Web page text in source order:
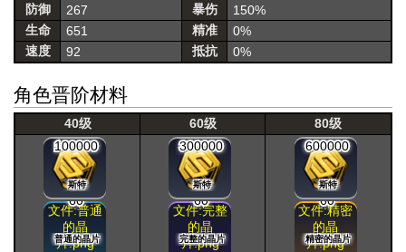
防御
267 暴伤
150%
生命
651 精准
0%
速度
92 抵抗 0%
角色晋阶材料
40级 60级
80级
100000
斯特
文件:普通
的晶
片.png
60
普通的晶片
300000
斯特
文件:完整
的晶
片.png
60
完整的晶片
600000
斯特
文件:精密
的晶
片.png
60
精密的晶片